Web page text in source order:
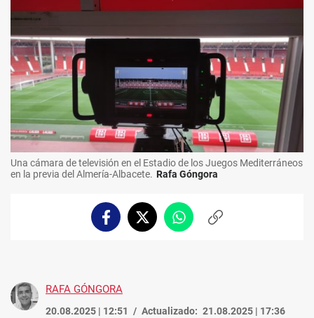
Una cámara de televisión en el Estadio de los Juegos Mediterráneos
en la previa del Almería-Albacete. Rafa Góngora
FacebookTwitterWhatsappCopiar
RAFA GÓNGORA
20.08.2025 | 12:51 Actualizado: 21.08.2025 | 17:36